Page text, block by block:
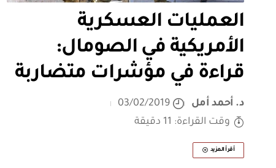
العمليات العسكرية
الأمريكية في الصومال:
قراءة في مؤشرات متضاربة
د. أحمد أمل
03/02/2019
وقت القراءة: 11 دقيقة
أقرأ المزيد